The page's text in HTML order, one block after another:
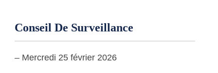
Conseil De Surveillance
– Mercredi 25 février 2026